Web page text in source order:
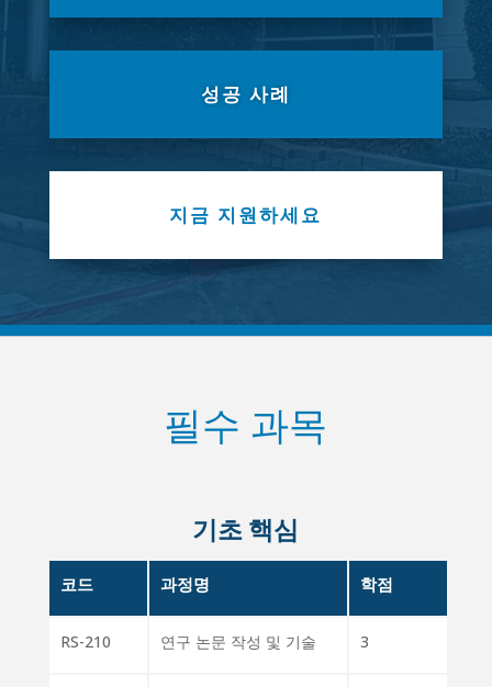
성공 사례
지금 지원하세요
필수 과목
기초 핵심
코드 과정명 학점
RS-210 연구 논문 작성 및 기술 3